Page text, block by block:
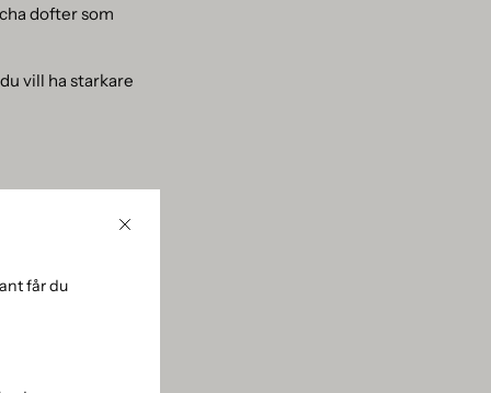
får du
Stäng
dofter som
vill ha starkare
soffbordet eller
subtil doft som
flesta, som
till en säker